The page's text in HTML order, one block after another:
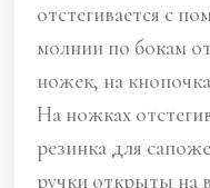
отстегивается с
молнии по бокам
ножек, на
На ножках
резинка для
ручки открыты на